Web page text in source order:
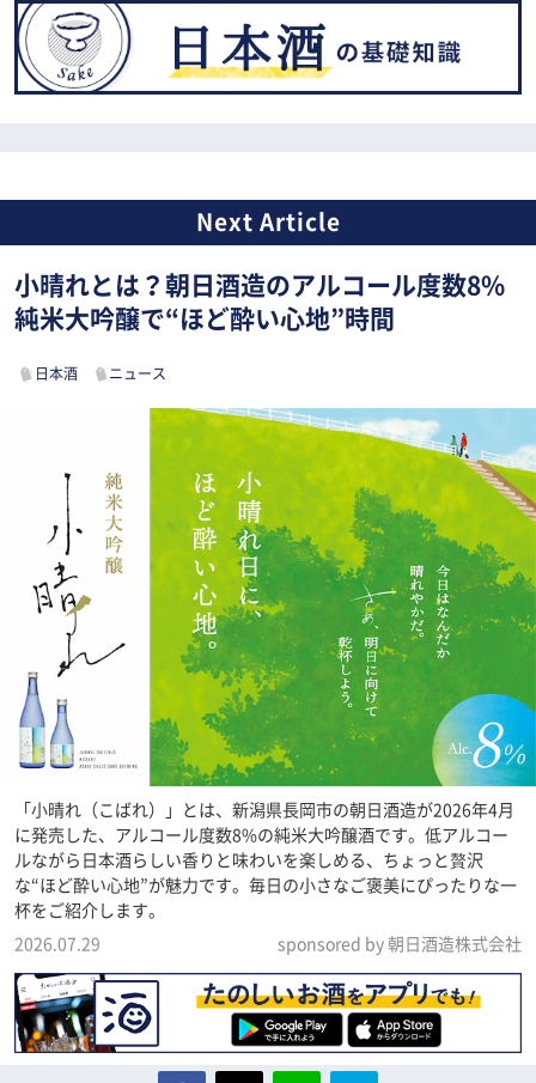
小晴れとは？朝日酒造のアルコール度数8%
純米大吟醸で“ほど酔い心地”時間
日本酒 ニュース
「小晴れ（こばれ）」とは、新潟県長岡市の朝日酒造が2026年4月
に発売した、アルコール度数8%の純米大吟醸酒です。低アルコー
ルながら日本酒らしい香りと味わいを楽しめる、ちょっと贅沢
な“ほど酔い心地”が魅力です。毎日の小さなご褒美にぴったりな一
杯をご紹介します。
2026.07.29
sponsored by 朝日酒造株式会社